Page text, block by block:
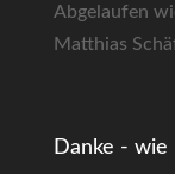
Abgelaufen
Matthias
Danke - wie